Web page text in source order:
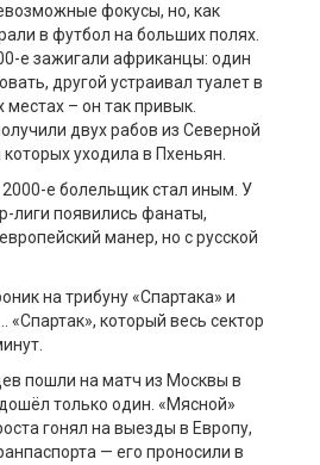
фокусы, но, как
в футбол на больших полях.
е зажигали африканцы: один
другой устраивал туалет в
– он так привык.
двух рабов из Северной
уходила в Пхеньян.
е болельщик стал иным. У
лиги появились фанаты,
манер, но с русской
на трибуну «Спартака» и
«Спартак», который весь сектор
пошли на матч из Москвы в
только один. «Мясной»
гонял на выезды в Европу,
— его проносили в